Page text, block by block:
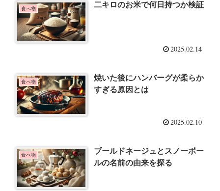
食べ物 二キロのお米で何日持つか検証
2025.02.14
食べ物
焼いた後にハンバーグが柔らか
すぎる原因とは
2025.02.10
食べ物
ブールドネージュとスノーボー
ルの名前の由来を探る